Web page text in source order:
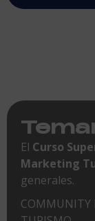
El Curso
Marketing
generales.
COMMUNITY